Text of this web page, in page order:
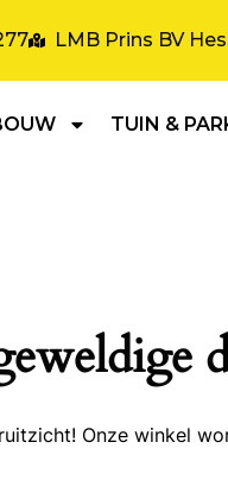
LMB Prins BV
TUIN &
Onze winkel